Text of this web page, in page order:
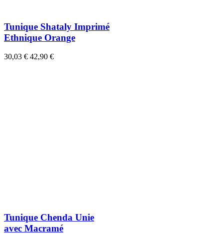
Tunique Shataly Imprimé
Ethnique Orange
30,03 € 42,90 €
Tunique Chenda Unie
avec Macramé